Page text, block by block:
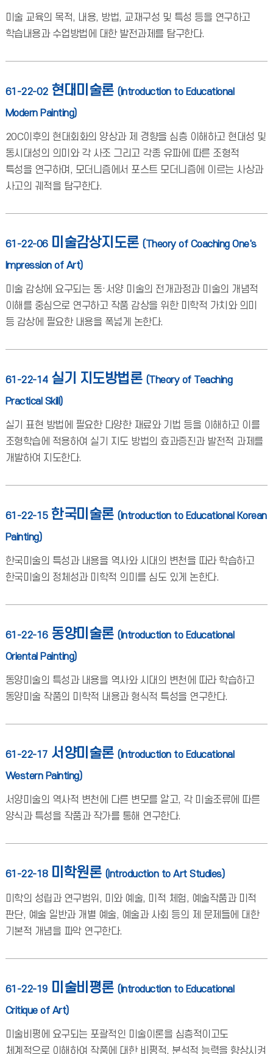
미술 교육의 목적, 내용, 방법, 교재구성 및 특성 등을 연구하고
학습내용과 수업방법에 대한 발전과제를 탐구한다.
61-22-02 현대미술론 (Introduction to Educational
Modern Painting)
20C이후의 현대회화의 양상과 제 경향을 심층 이해하고 현대성 및
동시대성의 의미와 각 사조 그리고 각종 유파에 따른 조형적
특성을 연구하며, 모더니즘에서 포스트 모더니즘에 이르는 사상과
사고의 궤적을 탐구한다.
61-22-06 미술감상지도론 (Theory of Coaching One's
Impression of Art)
미술 감상에 요구되는 동·서양 미술의 전개과정과 미술의 개념적
이해를 중심으로 연구하고 작품 감상을 위한 미학적 가치와 의미
등 감상에 필요한 내용을 폭넓게 논한다.
61-22-14 실기 지도방법론 (Theory of Teaching
Practical Skill)
실기 표현 방법에 필요한 다양한 재료와 기법 등을 이해하고 이를
조형학습에 적용하여 실기 지도 방법의 효과증진과 발전적 과제를
개발하여 지도한다.
61-22-15 한국미술론 (Introduction to Educational Korean
Painting)
한국미술의 특성과 내용을 역사와 시대의 변천을 따라 학습하고
한국미술의 정체성과 미학적 의미를 심도 있게 논한다.
61-22-16 동양미술론 (Introduction to Educational
Oriental Painting)
동양미술의 특성과 내용을 역사와 시대의 변천에 따라 학습하고
동양미술 작품의 미학적 내용과 형식적 특성을 연구한다.
61-22-17 서양미술론 (Introduction to Educational
Western Painting)
서양미술의 역사적 변천에 다른 변모를 알고, 각 미술조류에 따른
양식과 특성을 작품과 작가를 통해 연구한다.
61-22-18 미학원론 (Introduction to Art Studies)
미학의 성립과 연구범위, 미와 예술, 미적 체험, 예술작품과 미적
판단, 예술 일반과 개별 예술, 예술과 사회 등의 제 문제들에 대한
기본적 개념을 파악 연구한다.
61-22-19 미술비평론 (Introduction to Educational
Critique of Art)
미술비평에 요구되는 포괄적인 미술이론을 심층적이고도
체계적으로 이해하여 작품에 대한 비평적, 분석적 능력을 향상시켜